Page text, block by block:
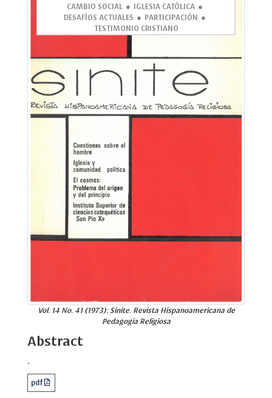
CAMBIO SOCIAL
IGLESIA CATÓLICA
DESAFÍOS ACTUALES
PARTICIPACIÓN
TESTIMONIO CRISTIANO
Vol. 14 No. 41 (1973): Sinite. Revista Hispanoamericana de
Pedagogía Religiosa
Abstract
.
pdf